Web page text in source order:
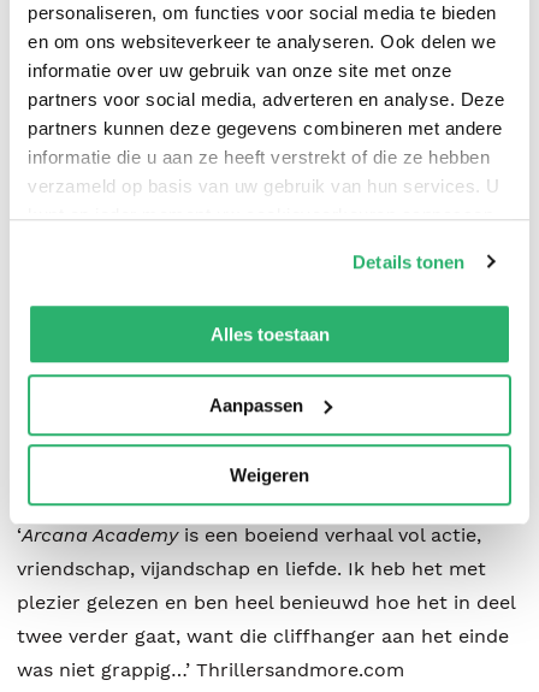
personaliseren, om functies voor social media te bieden
en om ons websiteverkeer te analyseren. Ook delen we
informatie over uw gebruik van onze site met onze
partners voor social media, adverteren en analyse. Deze
partners kunnen deze gegevens combineren met andere
informatie die u aan ze heeft verstrekt of die ze hebben
verzameld op basis van uw gebruik van hun services. U
kunt op ieder moment uw cookievoorkeuren aanpassen
We werken samen met42 derdendie uw gegevens
kunnen ontvangen en verwerken.
Details tonen
Alles toestaan
Aanpassen
Weigeren
‘Een veelbelovend begin van een serie met een
originele insteek op het vlak van magie en het
gebruik van tarotkaarten. Een vleugje romantiek met
als invalshoekenemies-to-loverszorgt ervoor dat
ook de liefhebbers van romantasy zeker hun gading
nog een onverwachte wending nemen.’
‘Wij zijn fan vanArcana Academyen kunnen niet
wachten tot het volgende deel verschijnt. Een
bijzonder magisch verhaal, boordevol intriges, bedrog
en romantiek!’ **** ThrillZone.nl
‘Arcana Academyis een boeiend verhaal vol actie,
vriendschap, vijandschap en liefde. Ik heb het met
plezier gelezen en ben heel benieuwd hoe het in deel
twee verder gaat, want die cliffhanger aan het einde
was niet grappig…’ Thrillersandmore.com